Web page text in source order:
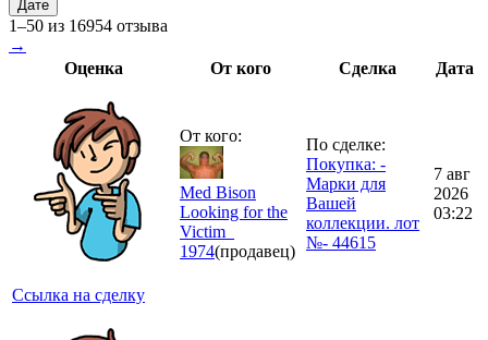
Дате
1–50 из 16954 отзыва
→
Оценка
От кого Сделка Дата
Ссылка на сделку
От кого:
Med Bison
Looking for the
Victim_
1974(продавец)
По сделке:
Покупка: -
Марки для
Вашей
коллекции. лот
№- 44615
7 авг
2026
03:22